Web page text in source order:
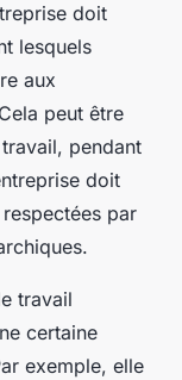
doit
lesquels
aux
peut être
pendant
doit
par
travail
certaine
exemple, elle